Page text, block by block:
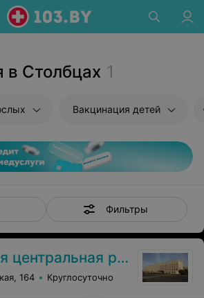
в Столбцах 1
Вакцинация детей
Фильтры
районная больница
164 Круглосуточно